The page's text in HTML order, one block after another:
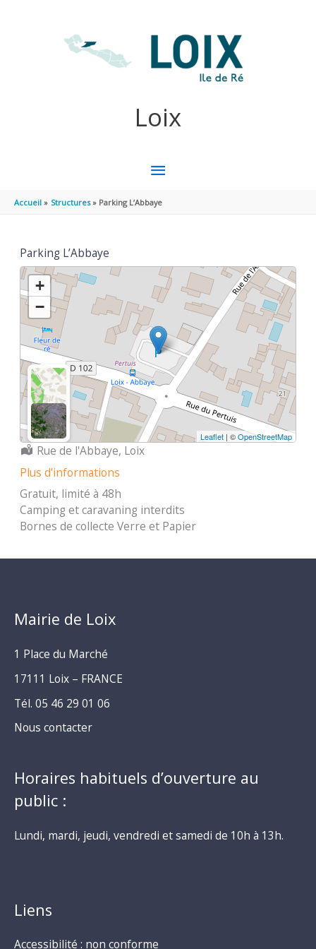
Loix
MENU
PRINCIPAL
Accueil Structures Parking L’Abbaye
Parking L’Abbaye
+
−
Leaflet | ©OpenStreetMap
Localisation :
Rue de l'Abbaye, Loix
Plus d'informations
Gratuit, limité à 48h
Camping et caravaning interdits
Bornes de collecte Verre et Papier
Mairie de Loix
1 Place du Marché
17111 Loix – FRANCE
Tél. 05 46 29 01 06
Nous contacter
Horaires habituels d’ouverture au
public :
Lundi, mardi, jeudi, vendredi et samedi de 10h à 13h.
Liens
Accessibilité : non conforme